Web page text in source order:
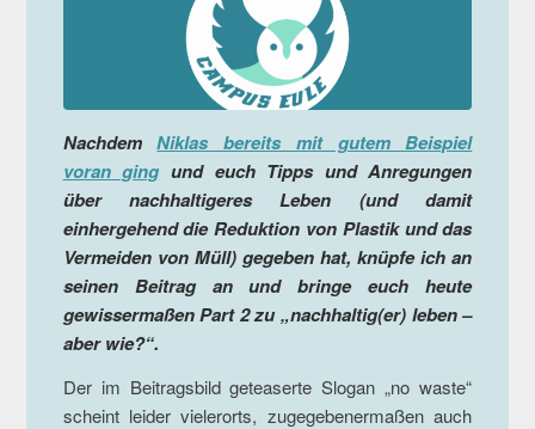
NachdemNiklas bereits mit gutem Beispiel
voran ging und euch Tipps und Anregungen
über nachhaltigeres Leben (und damit
einhergehend die Reduktion von Plastik und das
Vermeiden von Müll) gegeben hat, knüpfe ich an
seinen Beitrag an und bringe euch heute
gewissermaßen Part 2 zu „nachhaltig(er) leben –
aber wie?“.
Der im Beitragsbild geteaserte Slogan „no waste“
scheint leider vielerorts, zugegebenermaßen auch